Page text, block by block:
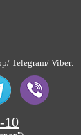
Telegram/ Viber:
10